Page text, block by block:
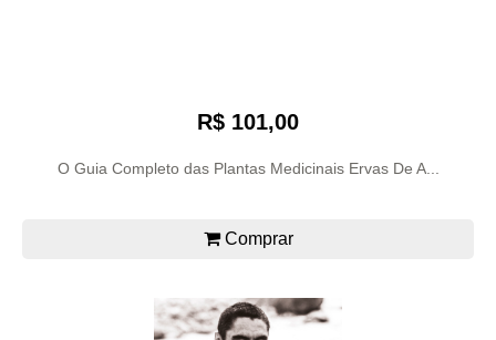
R$ 101,00
O Guia Completo das Plantas Medicinais Ervas De A...
Comprar